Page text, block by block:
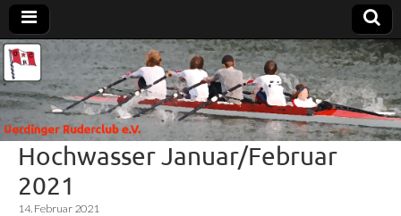
Uerdinger
Ruderclub
e.V.
Rudern in
Krefeld-
Uerdingen
Hochwasser Januar/Februar
2021
14. Februar 2021